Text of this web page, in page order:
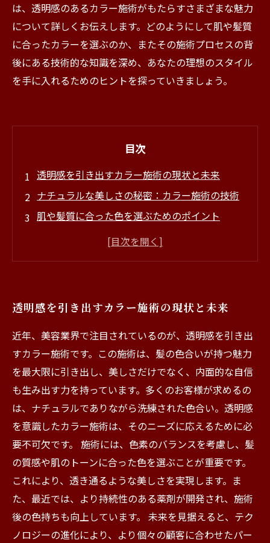
は、透明感のあるカラー施術がもたらすさまざまな魅力
について詳しくお伝えします。どのようにして肌や髪質
に合ったカラーを選ぶのか、またその施術プロセスの背
後にある技術的な知識を深め、あなたの理想のスタイル
を手に入れるためのヒントを探っていきましょう。
目次
透明感を引き出すカラー施術の現状と未来
ナチュラルな美しさの秘密：カラー施術の技術
肌や髪質に合った色を選ぶためのポイント
透き通るような仕上がりを実現するプロセス
あなたの理想のスタイルを叶える透明感カラー
の実践法
透明感を引き出すカラー施術の現状と未来
近年、美容業界で注目されているのが、透明感を引き出
すカラー施術です。この施術は、髪の色合いが持つ魅力
を最大限に引き出し、美しさだけでなく、内面的な自信
も生み出す力を持っています。多くのお客様が求めるの
は、ナチュラルでありながら洗練された色合い。透明感
を意識したカラー施術は、そのニーズに応えるために必
要不可欠です。 施術には、色素のバランスを考慮し、髪
の質感や肌のトーンに合った色を選ぶことが重要です。
これにより、透き通るような美しさを実現します。ま
た、最近では、より持続性のある薬剤が開発され、施術
後の色持ちも向上しています。 未来を見据えると、テク
ノロジーの進化により、より個々の顧客に合わせたパー